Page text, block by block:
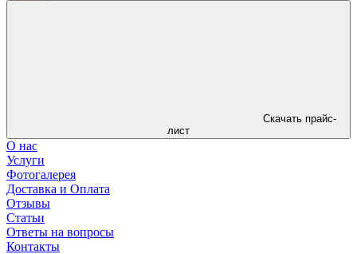
Скачать прайс-
лист
О нас
Услуги
Фотогалерея
Доставка и Оплата
Отзывы
Статьи
Ответы на вопросы
Контакты